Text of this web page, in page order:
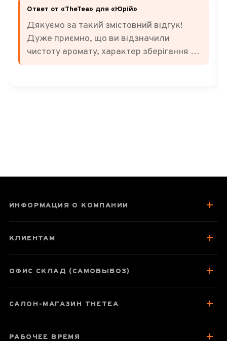
Ответ от «TheTea» для «Юрій»
Дякуємо за такий змістовний відгук!
Дуже приємно, що ви відзначили
чистоту аромату, характер зберігання та
ИНФОРМАЦИЯ О КОМПАНИИ
КЛИЕНТАМ
ОФИС СКЛАД (САМОВЫВОЗ)
САЛОН-МАГАЗИН THETEA
РАБОЧЕЕ ВРЕМЯ